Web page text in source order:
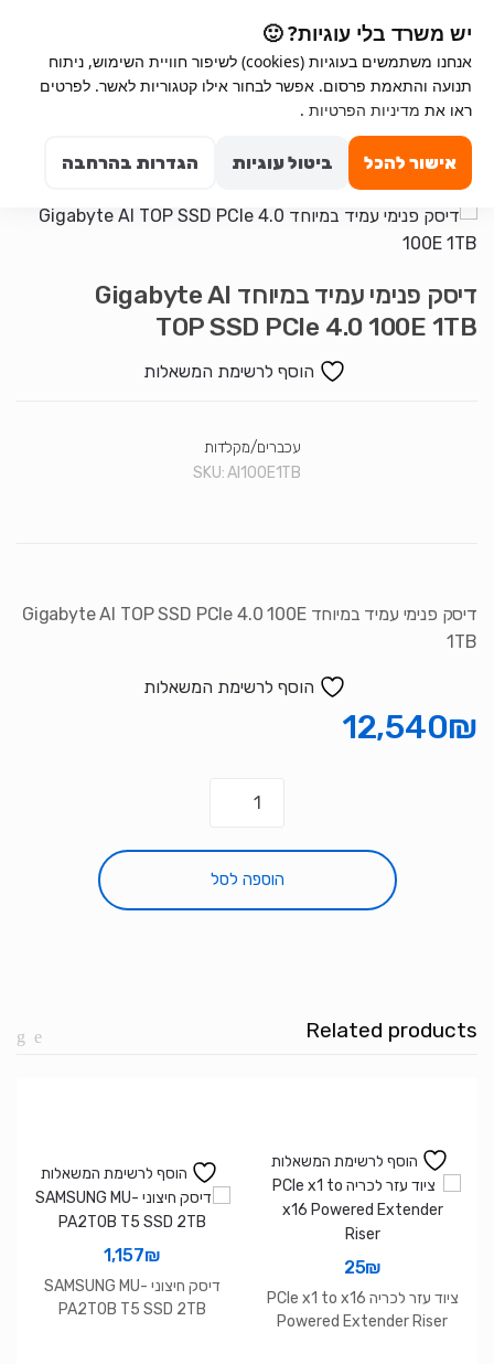
יש משרד בלי עוגיות? 🙂
אנחנו משתמשים בעוגיות (cookies) לשיפור חוויית השימוש, ניתוח
תנועה והתאמת פרסום. אפשר לבחור אילו קטגוריות לאשר. לפרטים
ראו את מדיניות הפרטיות .
אישור להכל ביטול עוגיות הגדרות בהרחבה
navigation
content
Search for:
דיסק פנימי עמיד במיוחד Gigabyte AI
TOP SSD PCIe 4.0 100E 1TB
הוסף לרשימת המשאלות
עכברים/מקלדות
SKU:AI100E1TB
דיסק פנימי עמיד במיוחד Gigabyte AI TOP SSD PCIe 4.0 100E
1TB
הוסף לרשימת המשאלות
12,540₪
דיסק
פנימי
הוספה לסל
Related products
הוסף לרשימת המשאלות
25₪
ציוד עזר לכריה PCIe x1 to x16
Powered Extender Riser
הוסף לרשימת המשאלות
1,157₪
דיסק חיצוני SAMSUNG MU-
PA2T0B T5 SSD 2TB